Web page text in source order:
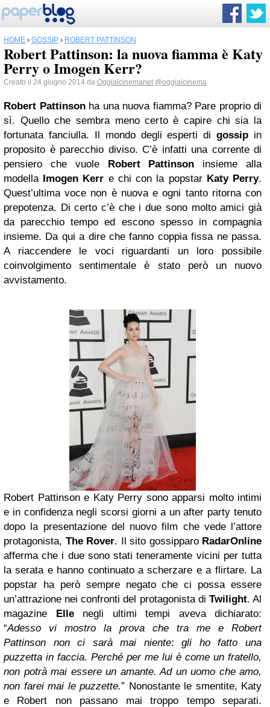
HOME › GOSSIP › ROBERT PATTINSON
Robert Pattinson: la nuova fiamma è Katy
Perry o Imogen Kerr?
Creato il 24 giugno 2014 da Oggialcinemanet @oggialcinema
Robert Pattinsonha una nuova fiamma? Pare proprio di
sì. Quello che sembra meno certo è capire chi sia la
fortunata fanciulla. Il mondo degli esperti digossip in
proposito è parecchio diviso. C’è infatti una corrente di
pensiero che vuole Robert Pattinson insieme alla
modella Imogen Kerr e chi con la popstar Katy Perry.
Quest’ultima voce non è nuova e ogni tanto ritorna con
prepotenza. Di certo c’è che i due sono molto amici già
da parecchio tempo ed escono spesso in compagnia
insieme. Da qui a dire che fanno coppia fissa ne passa.
A riaccendere le voci riguardanti un loro possibile
coinvolgimento sentimentale è stato però un nuovo
avvistamento.
Robert Pattinson e Katy Perry sono apparsi molto intimi
e in confidenza negli scorsi giorni a un after party tenuto
dopo la presentazione del nuovo film che vede l’attore
protagonista, The Rover. Il sito gossipparo RadarOnline
afferma che i due sono stati teneramente vicini per tutta
la serata e hanno continuato a scherzare e a flirtare. La
popstar ha però sempre negato che ci possa essere
un’attrazione nei confronti del protagonista di Twilight. Al
magazine Ellenegli ultimi tempi aveva dichiarato:
“Adesso vi mostro la prova che tra me e Robert
Pattinson non ci sarà mai niente: gli ho fatto una
puzzetta in faccia. Perché per me lui è come un fratello,
non potrà mai essere un amante. Ad un uomo che amo,
non farei mai le puzzette.” Nonostante le smentite, Katy
e Robert non passano mai troppo tempo separati.